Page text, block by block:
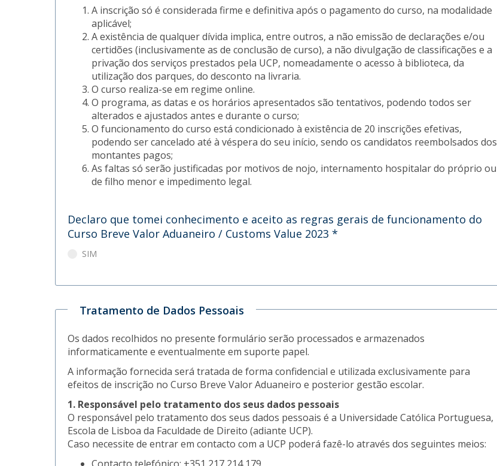
A inscrição só é considerada firme e definitiva após o pagamento do curso, na modalidade
aplicável;
A existência de qualquer dívida implica, entre outros, a não emissão de declarações e/ou
certidões (inclusivamente as de conclusão de curso), a não divulgação de classificações e a
privação dos serviços prestados pela UCP, nomeadamente o acesso à biblioteca, da
utilização dos parques, do desconto na livraria.
O curso realiza-se em regime online.
O programa, as datas e os horários apresentados são tentativos, podendo todos ser
alterados e ajustados antes e durante o curso;
O funcionamento do curso está condicionado à existência de 20 inscrições efetivas,
podendo ser cancelado até à véspera do seu início, sendo os candidatos reembolsados dos
montantes pagos;
As faltas só serão justificadas por motivos de nojo, internamento hospitalar do próprio ou
de filho menor e impedimento legal.
Declaro que tomei conhecimento e aceito as regras gerais de funcionamento do
Curso Breve Valor Aduaneiro / Customs Value 2023 *
SIM
Tratamento de Dados Pessoais
Os dados recolhidos no presente formulário serão processados e armazenados
informaticamente e eventualmente em suporte papel.
A informação fornecida será tratada de forma confidencial e utilizada exclusivamente para
efeitos de inscrição no Curso Breve Valor Aduaneiro e posterior gestão escolar.
1. Responsável pelo tratamento dos seus dados pessoais
O responsável pelo tratamento dos seus dados pessoais é a Universidade Católica Portuguesa,
Escola de Lisboa da Faculdade de Direito (adiante UCP).
Caso necessite de entrar em contacto com a UCP poderá fazê-lo através dos seguintes meios: